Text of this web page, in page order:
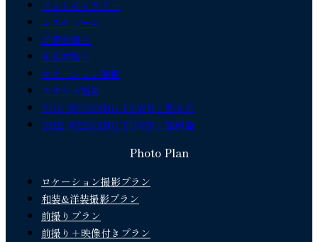
フォトギャラリー
コスチューム
洋装前撮り
和装前撮り
ロケーション撮影
スタジオ撮影
THE WEDDING TOWN｜熊本店
THE WEDDING TOWN｜福岡店
Photo Plan
ロケーション撮影プラン
和装&洋装撮影プラン
前撮りプラン
前撮り＋映像付きプラン